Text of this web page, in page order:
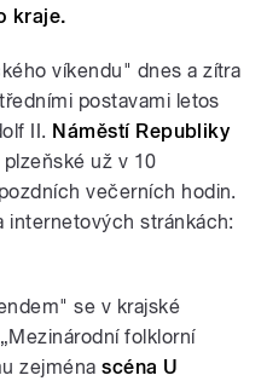
kraje.
víkendu" dnes a zítra
postavami letos
II. Náměstí Republiky
už v 10
večerních hodin.
internetových stránkách:
se v krajské
folklorní
zejménascéna U